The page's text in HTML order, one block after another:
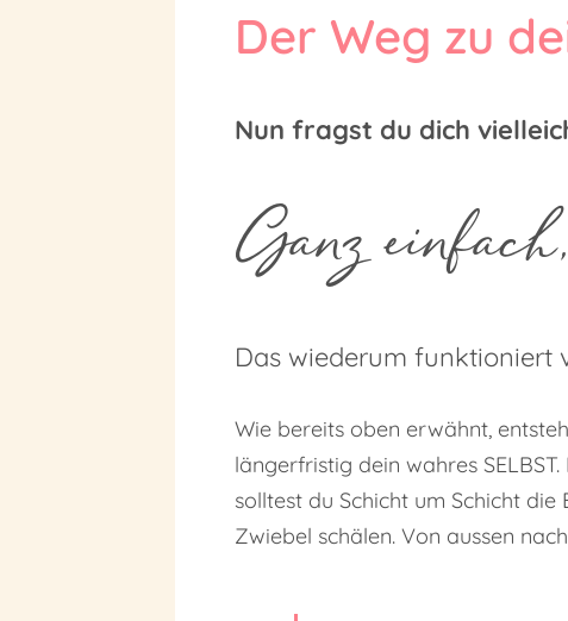
Der Weg zu
Nun fragst du dich
Ganz
Das wiederum funktioniert
Wie bereits oben erwähnt,
längerfristig dein wahres
solltest du Schicht um Schicht
Zwiebel schälen. Von aussen